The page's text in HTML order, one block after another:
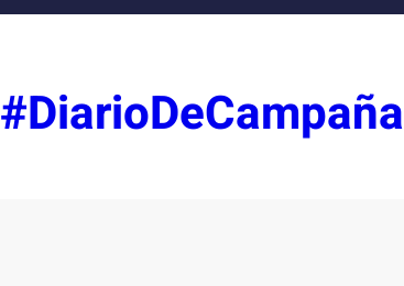
#DiarioDeCampaña